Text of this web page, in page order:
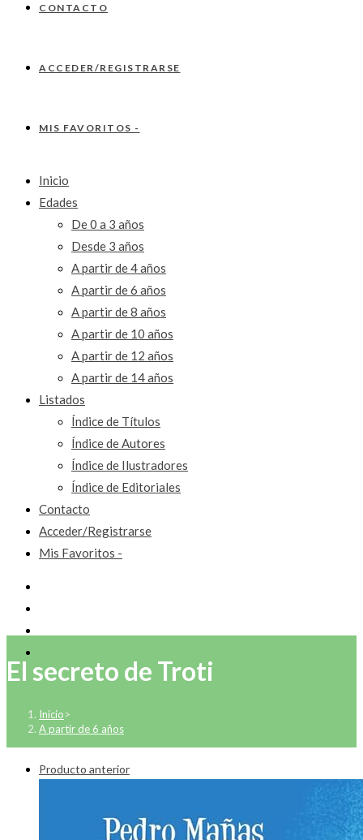
CONTACTO
ACCEDER/REGISTRARSE
MIS FAVORITOS -
Inicio
Edades
De 0 a 3 años
Desde 3 años
A partir de 4 años
A partir de 6 años
A partir de 8 años
A partir de 10 años
A partir de 12 años
A partir de 14 años
Listados
Índice de Títulos
Índice de Autores
Índice de Ilustradores
Índice de Editoriales
Contacto
Acceder/Registrarse
Mis Favoritos -
El secreto de Troti
Inicio>
A partir de 6 años
Producto anterior